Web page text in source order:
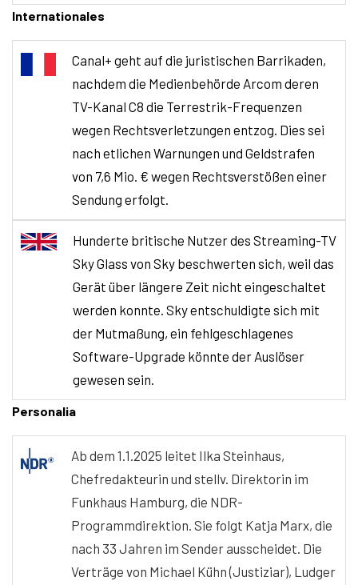
Internationales
Canal+ geht auf die juristischen Barrikaden,
nachdem die Medienbehörde Arcom deren
TV-Kanal C8 die Terrestrik-Frequenzen
wegen Rechtsverletzungen entzog. Dies sei
nach etlichen Warnungen und Geldstrafen
von 7,6 Mio. € wegen Rechtsverstößen einer
Sendung erfolgt.
Hunderte britische Nutzer des Streaming-TV
Sky Glass von Sky beschwerten sich, weil das
Gerät über längere Zeit nicht eingeschaltet
werden konnte. Sky entschuldigte sich mit
der Mutmaßung, ein fehlgeschlagenes
Software-Upgrade könnte der Auslöser
gewesen sein.
Personalia
Ab dem 1.1.2025 leitet Ilka Steinhaus,
Chefredakteurin und stellv. Direktorin im
Funkhaus Hamburg, die NDR-
Programmdirektion. Sie folgt Katja Marx, die
nach 33 Jahren im Sender ausscheidet. Die
Verträge von Michael Kühn (Justiziar), Ludger